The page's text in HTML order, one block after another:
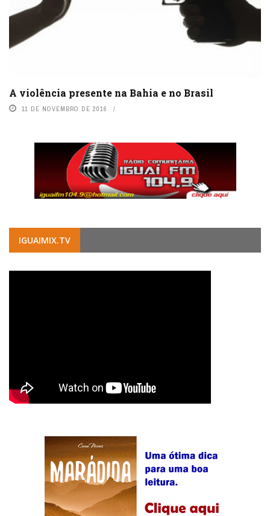
A violência presente na Bahia e no Brasil
11 DE NOVEMBRO DE 2016
IGUAIMIX.TV